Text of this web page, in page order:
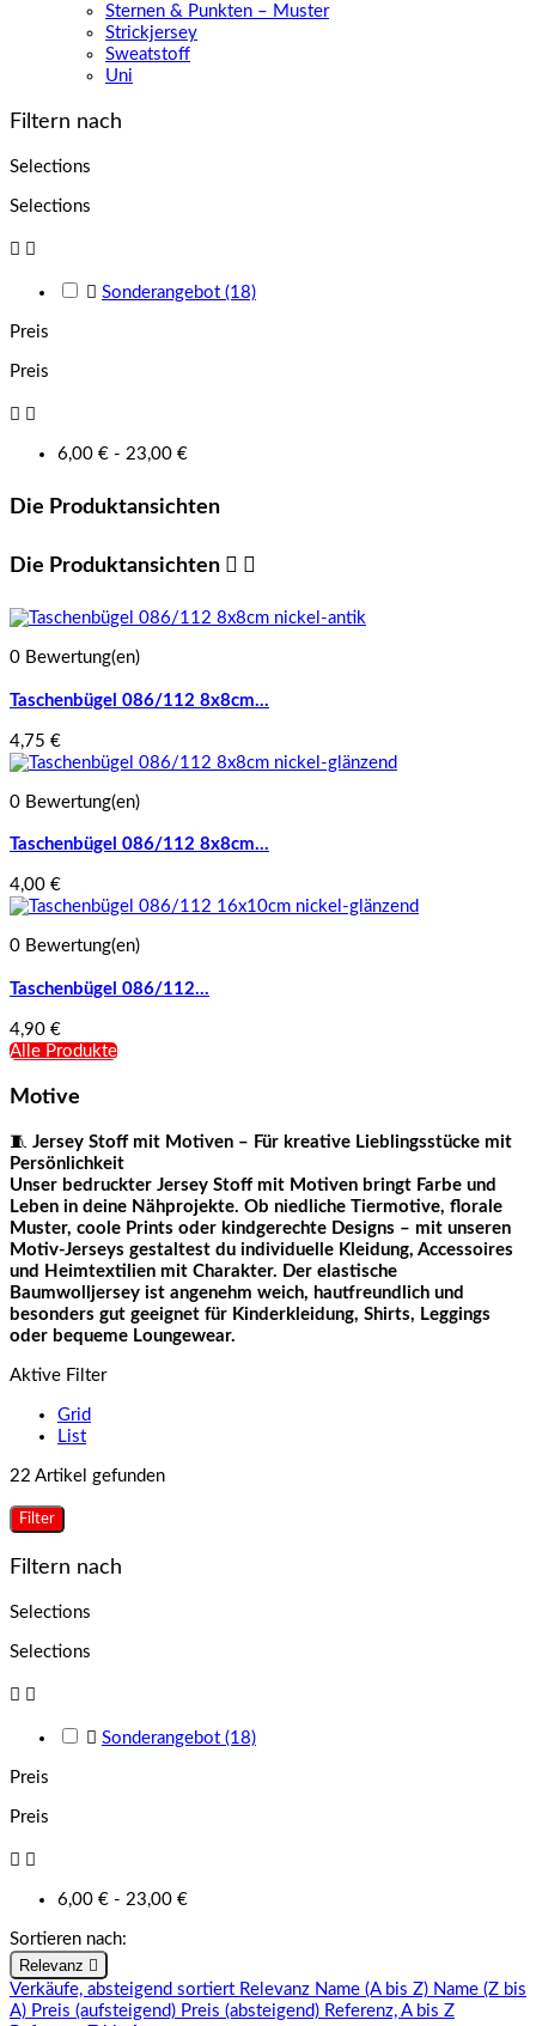
Sternen & Punkten – Muster
Strickjersey
Sweatstoff
Uni
Filtern nach
Selections
Selections
Sonderangebot (18)
Preis
Preis
6,00 € - 23,00 €
Die Produktansichten
Die Produktansichten  
0 Bewertung(en)
Taschenbügel 086/112 8x8cm...
4,75 €
0 Bewertung(en)
Taschenbügel 086/112 8x8cm...
4,00 €
0 Bewertung(en)
Taschenbügel 086/112...
4,90 €
Alle Produkte
Motive
🧵 Jersey Stoff mit Motiven – Für kreative Lieblingsstücke mit
Persönlichkeit
Unser bedruckter Jersey Stoff mit Motiven bringt Farbe und
Leben in deine Nähprojekte. Ob niedliche Tiermotive, florale
Muster, coole Prints oder kindgerechte Designs – mit unseren
Motiv-Jerseys gestaltest du individuelle Kleidung, Accessoires
und Heimtextilien mit Charakter. Der elastische
Baumwolljersey ist angenehm weich, hautfreundlich und
besonders gut geeignet für Kinderkleidung, Shirts, Leggings
oder bequeme Loungewear.
Aktive Filter
Grid
List
22 Artikel gefunden
Filter
Filtern nach
Selections
Selections
 
 Sonderangebot (18)
Preis
Preis
 
6,00 € - 23,00 €
Sortieren nach:
Relevanz 
Verkäufe, absteigend sortiert Relevanz Name (A bis Z) Name (Z bis
A) Preis (aufsteigend) Preis (absteigend) Referenz, A bis Z